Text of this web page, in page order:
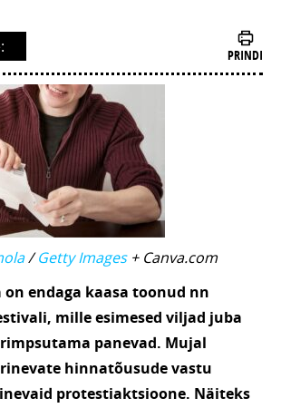
PRINDI
/Getty Images+ Canva.com
on endaga kaasa toonud nn
mille esimesed viljad juba
panevad. Mujal
hinnatõusude vastu
protestiaktsioone. Näiteks